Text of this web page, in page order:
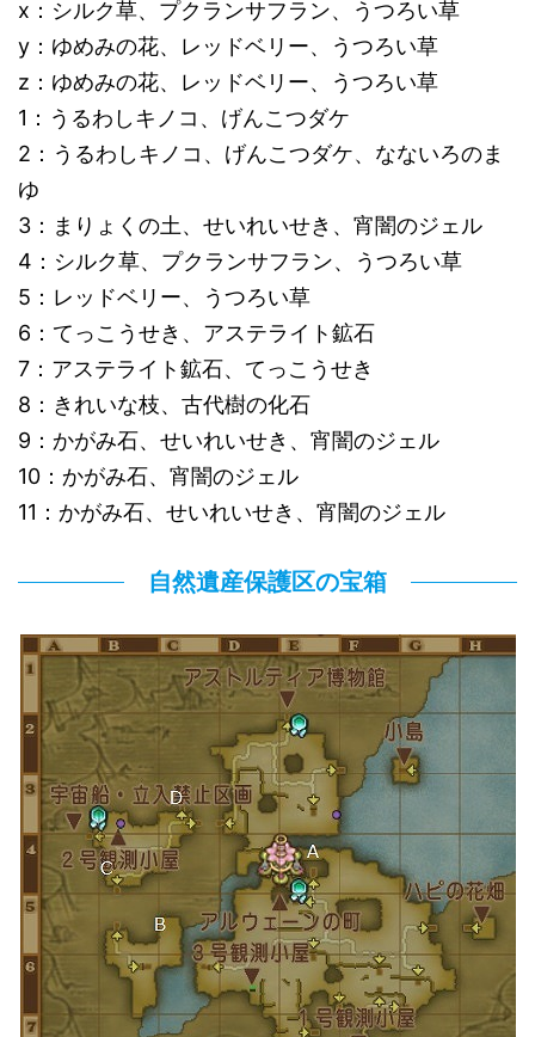
x：シルク草、プクランサフラン、うつろい草
y：ゆめみの花、レッドベリー、うつろい草
z：ゆめみの花、レッドベリー、うつろい草
1：うるわしキノコ、げんこつダケ
2：うるわしキノコ、げんこつダケ、なないろのま
ゆ
3：まりょくの土、せいれいせき、宵闇のジェル
4：シルク草、プクランサフラン、うつろい草
5：レッドベリー、うつろい草
6：てっこうせき、アステライト鉱石
7：アステライト鉱石、てっこうせき
8：きれいな枝、古代樹の化石
9：かがみ石、せいれいせき、宵闇のジェル
10：かがみ石、宵闇のジェル
11：かがみ石、せいれいせき、宵闇のジェル
自然遺産保護区の宝箱